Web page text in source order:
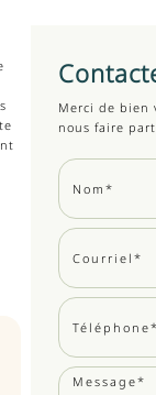
Merci de bien
nous faire